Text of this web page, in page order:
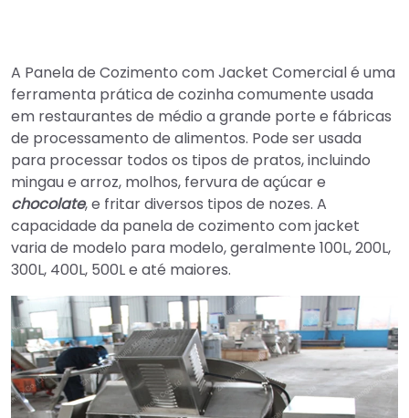
A Panela de Cozimento com Jacket Comercial é uma
ferramenta prática de cozinha comumente usada
em restaurantes de médio a grande porte e fábricas
de processamento de alimentos. Pode ser usada
para processar todos os tipos de pratos, incluindo
mingau e arroz, molhos, fervura de açúcar e
chocolate, e fritar diversos tipos de nozes. A
capacidade da panela de cozimento com jacket
varia de modelo para modelo, geralmente 100L, 200L,
300L, 400L, 500L e até maiores.